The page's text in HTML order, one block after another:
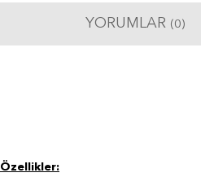
YORUMLAR (0)
Özellikler: